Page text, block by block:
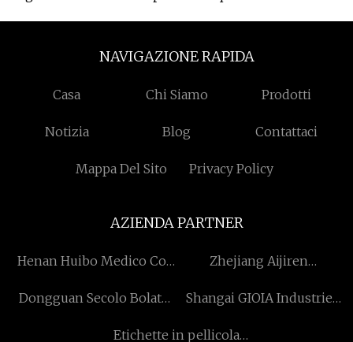
NAVIGAZIONE RAPIDA
Casa Chi Siamo Prodotti
Notizia Blog Contattaci
Mappa Del Sito Privacy Policy
AZIENDA PARTNER
Henan Huibo Medico Co.,
Zhejiang Aijiren
Dongguan Secolo Bolatu
Shangai GIOIA Industrie
Etichette in pellicola